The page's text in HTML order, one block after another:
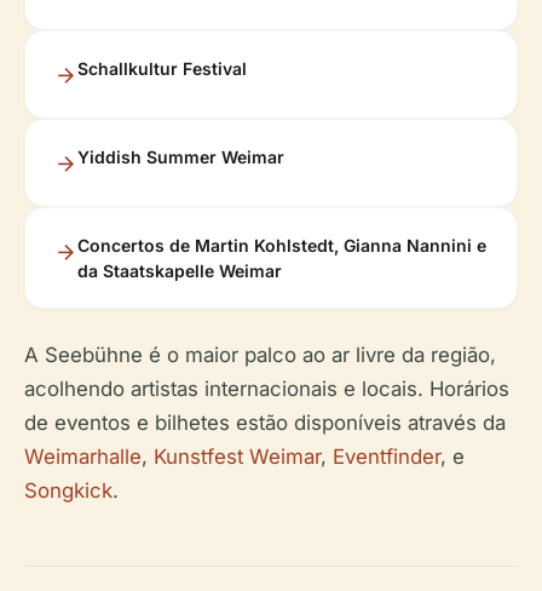
Schallkultur Festival
Yiddish Summer Weimar
Concertos de Martin Kohlstedt, Gianna Nannini e
da Staatskapelle Weimar
A Seebühne é o maior palco ao ar livre da região,
acolhendo artistas internacionais e locais. Horários
de eventos e bilhetes estão disponíveis através da
Weimarhalle, Kunstfest Weimar, Eventfinder, e
Songkick.